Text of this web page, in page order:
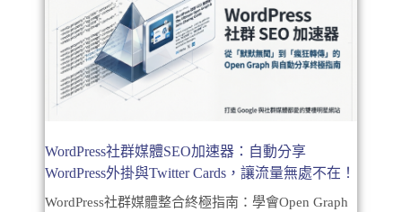
WordPress社群媒體SEO加速器：自動分享
WordPress外掛與Twitter Cards，讓流量無處不在！
WordPress社群媒體整合終極指南：學會Open Graph